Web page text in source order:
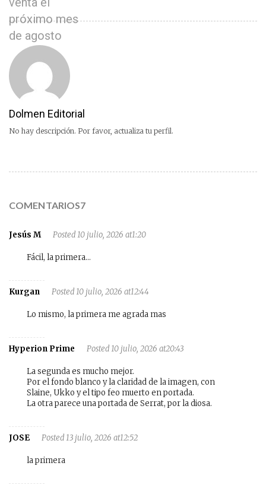
próximo mes
de agosto
Dolmen Editorial
No hay descripción. Por favor, actualiza tu perfil.
COMENTARIOS7
Jesús M Posted 10 julio, 2026 at1:20
Fácil, la primera…
Kurgan Posted 10 julio, 2026 at12:44
Lo mismo, la primera me agrada mas
Hyperion Prime Posted 10 julio, 2026 at20:43
La segunda es mucho mejor.
Por el fondo blanco y la claridad de la imagen, con
Slaine, Ukko y el tipo feo muerto en portada.
La otra parece una portada de Serrat, por la diosa.
JOSE Posted 13 julio, 2026 at12:52
la primera